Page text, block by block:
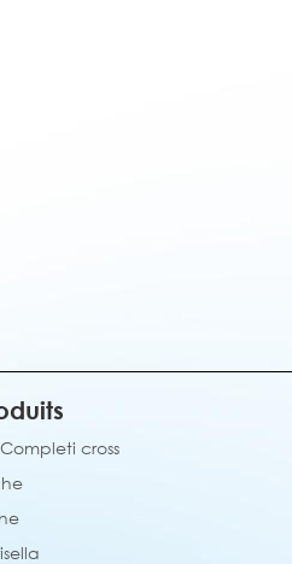
Completi cross